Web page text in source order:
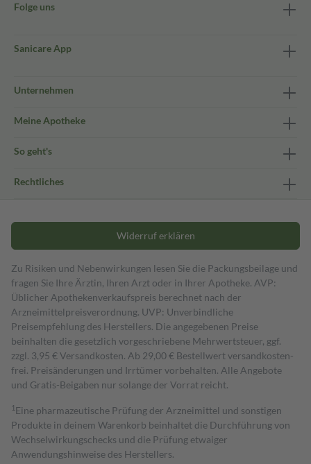
Folge uns
Sanicare App
Unternehmen
Meine Apotheke
So geht's
Rechtliches
Widerruf erklären
Zu Risiken und Nebenwirkungen lesen Sie die Packungsbeilage und
fragen Sie Ihre Ärztin, Ihren Arzt oder in Ihrer Apotheke. AVP:
Üblicher Apothekenverkaufspreis berechnet nach der
Arzneimittelpreisverordnung. UVP: Unverbindliche
Preisempfehlung des Herstellers. Die angegebenen Preise
beinhalten die gesetzlich vorgeschriebene Mehrwertsteuer, ggf.
zzgl. 3,95 € Versandkosten. Ab 29,00 € Bestell­wert versand­kosten­
frei. Preisänderungen und Irrtümer vorbehalten. Alle Angebote
und Gratis-Beigaben nur solange der Vorrat reicht.
1 Eine pharmazeutische Prüfung der Arzneimittel und sonstigen
Produkte in deinem Warenkorb beinhaltet die Durchführung von
Wechselwirkungschecks und die Prüfung etwaiger
Anwendungshinweise des Herstellers.